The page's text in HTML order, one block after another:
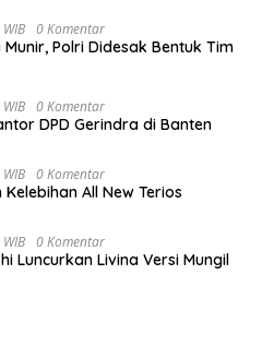
0 Komentar
Munir, Polri Didesak Bentuk Tim
0 Komentar
DPD Gerindra di Banten
0 Komentar
All New Terios
0 Komentar
Luncurkan Livina Versi Mungil